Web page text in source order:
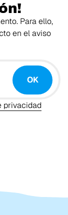
Para ello,
en el aviso
OK
privacidad